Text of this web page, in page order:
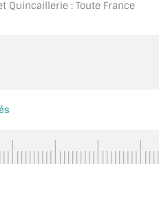
Quincaillerie : Toute France